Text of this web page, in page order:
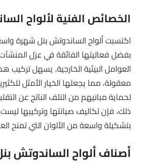
الخصائص الفنية لألواح
اكتسبت ألواح الساندوتش بنل شهرة
بفضل فعاليتها الفائقة في عزل
العوامل البيئية الخارجية. يسهل تركيب
معقولة، مما يجعلها الخيار الأمثل
لحماية مبانيهم من التلف الناتج عن
ذلك، فإن تكاليف صيانتها وتركيبها
بتشكيلة واسعة من الألوان التي تمنح
أصناف ألواح الساندوتش